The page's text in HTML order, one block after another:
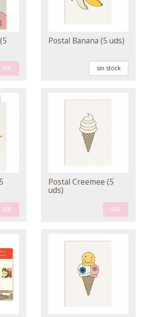
VER
Postal Banana (5 uds)
sin stock
VER
Postal Creemee (5
uds)
VER